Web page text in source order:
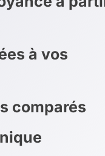
à vos
comparés